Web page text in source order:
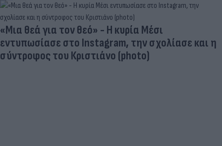
«Μια θεά για τον θεό» - Η κυρία Μέσι
εντυπωσίασε στο Instagram, την σχολίασε και η
σύντροφος του Κριστιάνο (photo)